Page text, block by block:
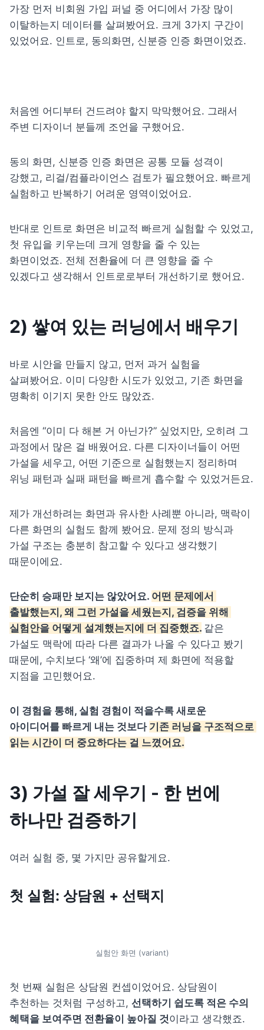
가장 먼저 비회원 가입 퍼널 중 어디에서 가장 많이
이탈하는지 데이터를 살펴봤어요. 크게 3가지 구간이
있었어요. 인트로, 동의화면, 신분증 인증 화면이었죠.
처음엔 어디부터 건드려야 할지 막막했어요. 그래서
주변 디자이너 분들께 조언을 구했어요.
동의 화면, 신분증 인증 화면은 공통 모듈 성격이
강했고, 리걸/컴플라이언스 검토가 필요했어요. 빠르게
실험하고 반복하기 어려운 영역이었어요.
반대로 인트로 화면은 비교적 빠르게 실험할 수 있었고,
첫 유입을 키우는데 크게 영향을 줄 수 있는
화면이었죠. 전체 전환율에 더 큰 영향을 줄 수
있겠다고 생각해서 인트로로부터 개선하기로 했어요.
2) 쌓여 있는 러닝에서 배우기
바로 시안을 만들지 않고, 먼저 과거 실험을
살펴봤어요. 이미 다양한 시도가 있었고, 기존 화면을
명확히 이기지 못한 안도 많았죠.
처음엔 “이미 다 해본 거 아닌가?” 싶었지만, 오히려 그
과정에서 많은 걸 배웠어요. 다른 디자이너들이 어떤
가설을 세우고, 어떤 기준으로 실험했는지 정리하며
위닝 패턴과 실패 패턴을 빠르게 흡수할 수 있었거든요.
제가 개선하려는 화면과 유사한 사례뿐 아니라, 맥락이
다른 화면의 실험도 함께 봤어요. 문제 정의 방식과
가설 구조는 충분히 참고할 수 있다고 생각했기
때문이에요.
단순히 승패만 보지는 않았어요. 어떤 문제에서
출발했는지, 왜 그런 가설을 세웠는지, 검증을 위해
실험안을 어떻게 설계했는지에 더 집중했죠. 같은
가설도 맥락에 따라 다른 결과가 나올 수 있다고 봤기
때문에, 수치보다 ‘왜’에 집중하며 제 화면에 적용할
지점을 고민했어요.
이 경험을 통해, 실험 경험이 적을수록 새로운
아이디어를 빠르게 내는 것보다 기존 러닝을 구조적으로
읽는 시간이 더 중요하다는 걸 느꼈어요.
3) 가설 잘 세우기 - 한 번에
하나만 검증하기
여러 실험 중, 몇 가지만 공유할게요.
첫 실험: 상담원 + 선택지
실험안 화면 (variant)
첫 번째 실험은 상담원 컨셉이었어요. 상담원이
추천하는 것처럼 구성하고, 선택하기 쉽도록 적은 수의
혜택을 보여주면 전환율이 높아질 것이라고 생각했죠.